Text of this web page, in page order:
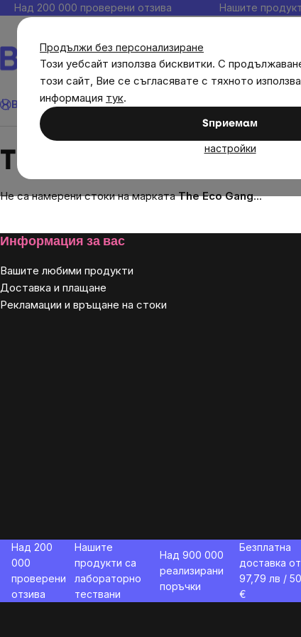
Продължи без персонализиране
Този уебсайт използва бисквитки. С
този сайт, Вие се съгласявате с тяхното
информация тук.
Sпpиeмaм
настройки
Прескочи
към
съдържанието
Над 200 000 проверени отзива Нашите
Brainmax Имунитет Акции💪 WomenPowerЦели
The Eco Gang
Не са намерени стоки на маркатаThe Eco Gang...
Footer
Информация за вас
Вашите любими продукти
Доставка и плащане
Рекламации и връщане на стоки
Над 200
000
проверени
отзива
Нашите
продукти са
лабораторно
тествани
Над 900 000
реализирани
поръчки
Безплатна
доставка от
97,79 лв / 50
€